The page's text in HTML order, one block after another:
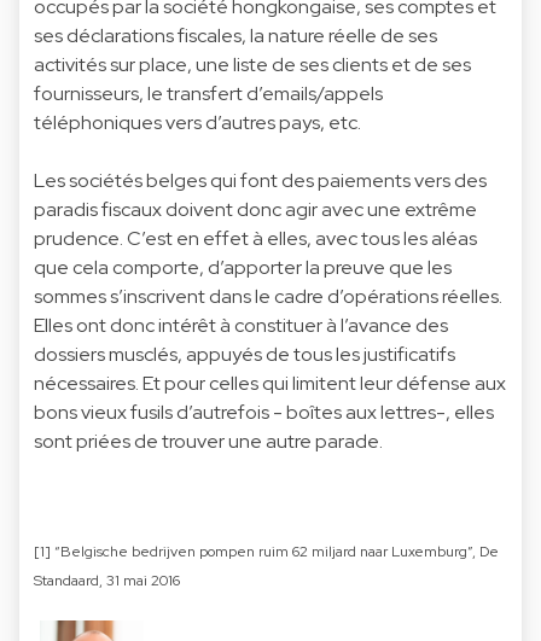
occupés par la société hongkongaise, ses comptes et
ses déclarations fiscales, la nature réelle de ses
activités sur place, une liste de ses clients et de ses
fournisseurs, le transfert d’emails/appels
téléphoniques vers d’autres pays, etc.
Les sociétés belges qui font des paiements vers des
paradis fiscaux doivent donc agir avec une extrême
prudence. C’est en effet à elles, avec tous les aléas
que cela comporte, d’apporter la preuve que les
sommes s’inscrivent dans le cadre d’opérations réelles.
Elles ont donc intérêt à constituer à l’avance des
dossiers musclés, appuyés de tous les justificatifs
nécessaires. Et pour celles qui limitent leur défense aux
bons vieux fusils d’autrefois - boîtes aux lettres-, elles
sont priées de trouver une autre parade.
[1] “Belgische bedrijven pompen ruim 62 miljard naar Luxemburg”, De
Standaard, 31 mai 2016